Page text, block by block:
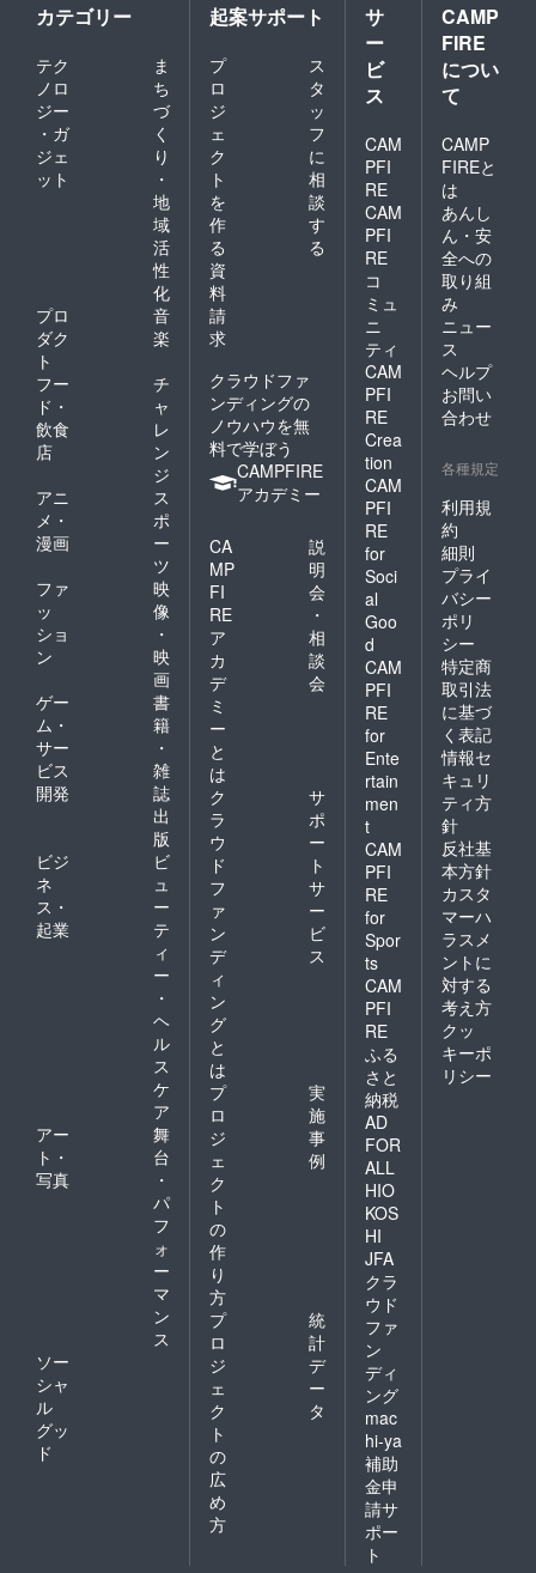
カテゴリー
テク
ノロ
ジー
・ガ
ジェ
ット
ま
ち
づ
く
り
・
地
域
活
性
化
プロ
ダク
ト
音
楽
フー
ド・
飲食
店
チ
ャ
レ
ン
ジ
アニ
メ・
漫画
ス
ポ
ー
ツ
ファ
ッ
ショ
ン
映
像
・
映
画
ゲー
ム・
サー
ビス
開発
書
籍
・
雑
誌
出
版
ビジ
ネ
ス・
起業
ビ
ュ
ー
テ
ィ
ー
・
ヘ
ル
ス
ケ
ア
アー
ト・
写真
舞
台
・
パ
フ
ォ
ー
マ
ン
ス
ソー
シャ
ル
グッ
ド
起案サポート
プ
ロ
ジ
ェ
ク
ト
を
作
る
ス
タ
ッ
フ
に
相
談
す
る
資
料
請
求
クラウドファ
ンディングの
ノウハウを無
料で学ぼう
CAMPFIRE
アカデミー
CA
MP
FI
RE
ア
カ
デ
ミ
ー
と
は
説
明
会
・
相
談
会
ク
ラ
ウ
ド
フ
ァ
ン
デ
ィ
ン
グ
と
は
サ
ポ
ー
ト
サ
ー
ビ
ス
プ
ロ
ジ
ェ
ク
ト
の
作
り
方
実
施
事
例
プ
ロ
ジ
ェ
ク
ト
の
広
め
方
統
計
デ
ー
タ
サ
ー
ビ
ス
CAM
PFI
RE
CAM
PFI
RE
コ
ミュ
ニ
ティ
CAM
PFI
RE
Crea
tion
CAM
PFI
RE
for
Soci
al
Goo
d
CAM
PFI
RE
for
Ente
rtain
men
t
CAM
PFI
RE
for
Spor
ts
CAM
PFI
RE
ふる
さと
納税
AD
FOR
ALL
HIO
KOS
HI
JFA
クラ
ウド
ファ
ン
ディ
ング
mac
hi-ya
補助
金申
請サ
ポー
ト
CAMP
FIRE
につい
て
CAMP
FIREと
は
あんし
ん・安
全への
取り組
み
ニュー
ス
ヘルプ
お問い
合わせ
各種規定
利用規
約
細則
プライ
バシー
ポリ
シー
特定商
取引法
に基づ
く表記
情報セ
キュリ
ティ方
針
反社基
本方針
カスタ
マーハ
ラスメ
ントに
対する
考え方
クッ
キーポ
リシー